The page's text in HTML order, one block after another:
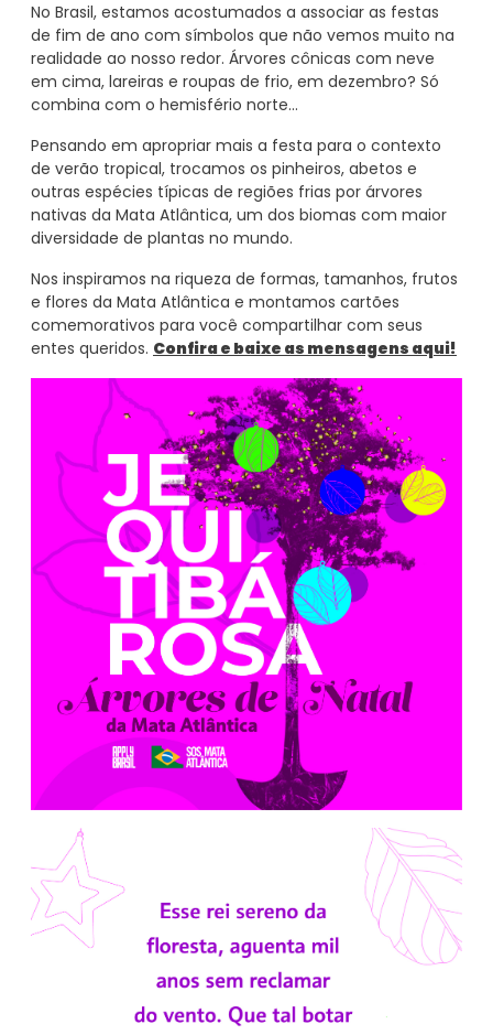
No Brasil, estamos acostumados a associar as festas
de fim de ano com símbolos que não vemos muito na
realidade ao nosso redor. Árvores cônicas com neve
em cima, lareiras e roupas de frio, em dezembro? Só
combina com o hemisfério norte...
Pensando em apropriar mais a festa para o contexto
de verão tropical, trocamos os pinheiros, abetos e
outras espécies típicas de regiões frias por árvores
nativas da Mata Atlântica, um dos biomas com maior
diversidade de plantas no mundo.
Nos inspiramos na riqueza de formas, tamanhos, frutos
e flores da Mata Atlântica e montamos cartões
comemorativos para você compartilhar com seus
entes queridos. Confira e baixe as mensagens aqui!